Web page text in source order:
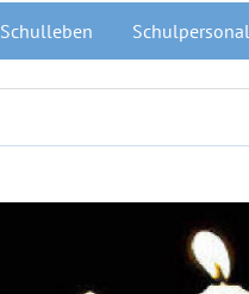
Schulleben Schulpersonal